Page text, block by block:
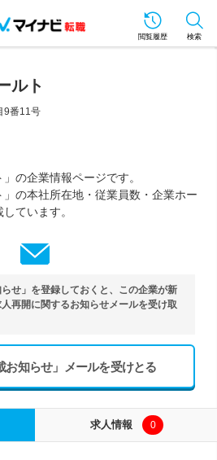
閲覧履歴 検索
ルト
9番11号
の企業情報ページです。
」の本社所在地・従業員数・企業ホー
ています。
せ」を登録しておくと、この企業が新
再開に関するお知らせメールを受け取
お知らせ」メールを受けとる
求人情報 0